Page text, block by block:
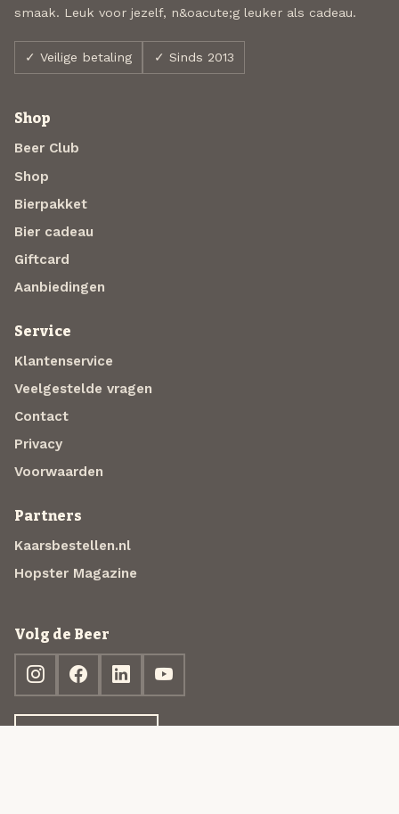
smaak. Leuk voor jezelf, n&oacute;g leuker als cadeau.
✓ Veilige betaling ✓ Sinds 2013
Shop
Beer Club
Shop
Bierpakket
Bier cadeau
Giftcard
Aanbiedingen
Service
Klantenservice
Veelgestelde vragen
Contact
Privacy
Voorwaarden
Partners
Kaarsbestellen.nl
Hopster Magazine
Volg de Beer